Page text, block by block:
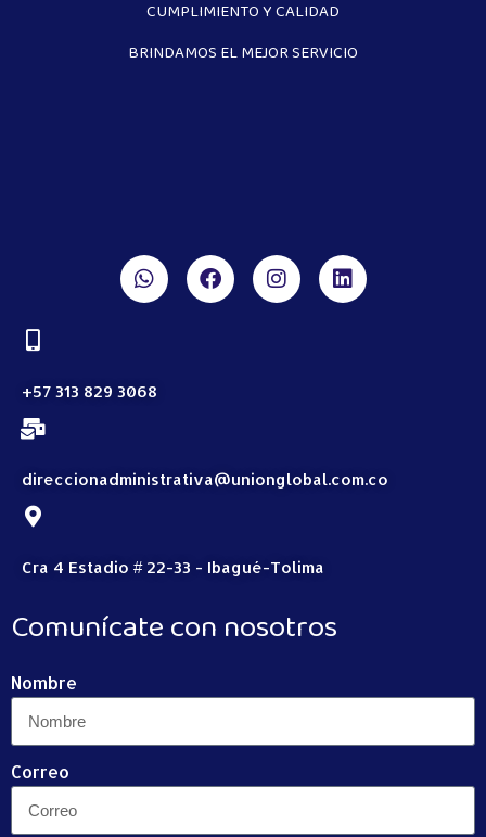
CUMPLIMIENTO Y CALIDAD
BRINDAMOS EL MEJOR SERVICIO
+57 313 829 3068
direccionadministrativa@unionglobal.com.co
Cra 4 Estadio # 22-33 - Ibagué-Tolima
Comunícate con nosotros
Nombre
Correo